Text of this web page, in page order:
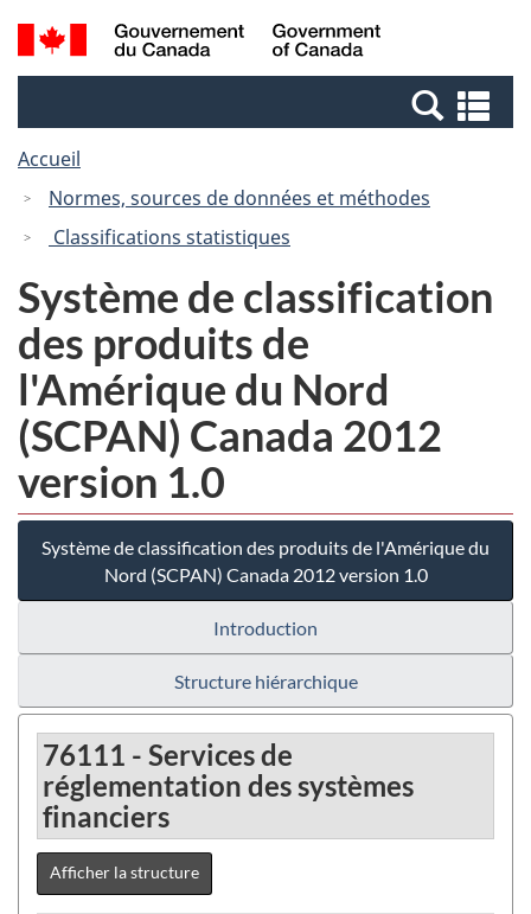
Passer
au
Passer
à
Canada
Recherche
et
et
Accueil
Normes, sources de données et méthodes
Classifications statistiques
Système de classification
des produits de
l'Amérique du Nord
(SCPAN) Canada 2012
version 1.0
Système de classification des produits de l'Amérique du
Nord (SCPAN) Canada 2012 version 1.0
Introduction
Structure hiérarchique
76111 - Services de
réglementation des systèmes
financiers
Afficher la structure